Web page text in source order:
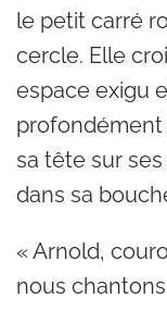
le petit carré
cercle. Elle
espace exigu
profondément
sa tête sur
dans sa
« Arnold,
nous